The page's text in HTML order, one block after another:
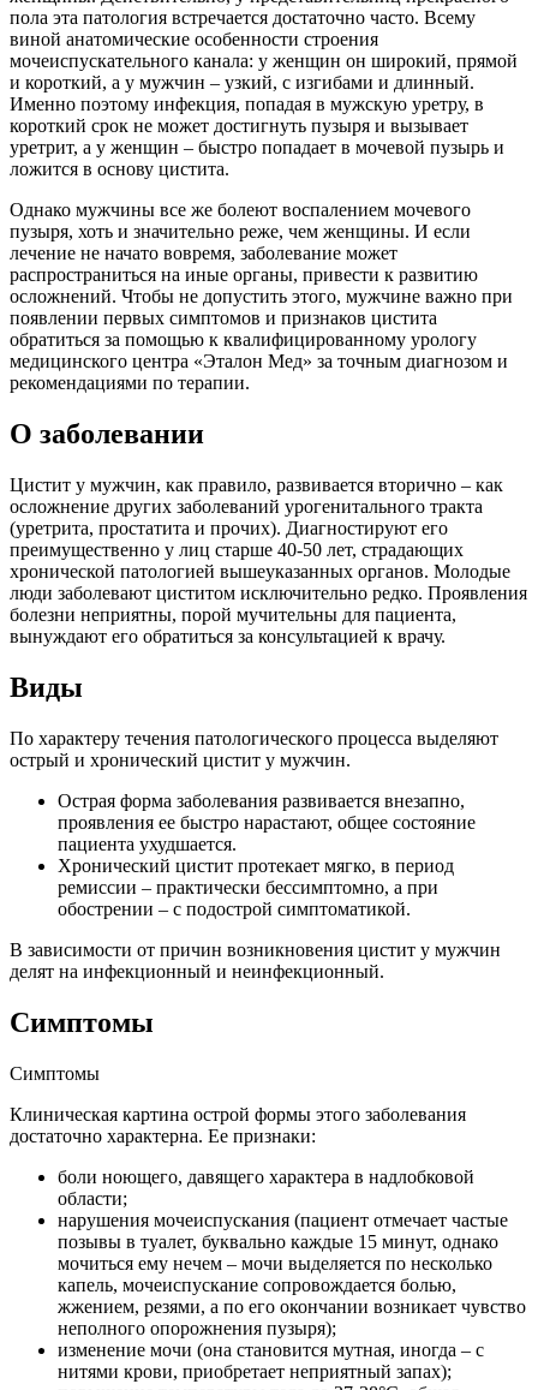
пола эта патология встречается достаточно часто. Всему
виной анатомические особенности строения
мочеиспускательного канала: у женщин он широкий, прямой
и короткий, а у мужчин – узкий, с изгибами и длинный.
Именно поэтому инфекция, попадая в мужскую уретру, в
короткий срок не может достигнуть пузыря и вызывает
уретрит, а у женщин – быстро попадает в мочевой пузырь и
ложится в основу цистита.
Однако мужчины все же болеют воспалением мочевого
пузыря, хоть и значительно реже, чем женщины. И если
лечение не начато вовремя, заболевание может
распространиться на иные органы, привести к развитию
осложнений. Чтобы не допустить этого, мужчине важно при
появлении первых симптомов и признаков цистита
обратиться за помощью к квалифицированному урологу
медицинского центра «Эталон Мед» за точным диагнозом и
рекомендациями по терапии.
О заболевании
Цистит у мужчин, как правило, развивается вторично – как
осложнение других заболеваний урогенитального тракта
(уретрита, простатита и прочих). Диагностируют его
преимущественно у лиц старше 40-50 лет, страдающих
хронической патологией вышеуказанных органов. Молодые
люди заболевают циститом исключительно редко. Проявления
болезни неприятны, порой мучительны для пациента,
вынуждают его обратиться за консультацией к врачу.
Виды
По характеру течения патологического процесса выделяют
острый и хронический цистит у мужчин.
Острая форма заболевания развивается внезапно,
проявления ее быстро нарастают, общее состояние
пациента ухудшается.
Хронический цистит протекает мягко, в период
ремиссии – практически бессимптомно, а при
обострении – с подострой симптоматикой.
В зависимости от причин возникновения цистит у мужчин
делят на инфекционный и неинфекционный.
Симптомы
Симптомы
Клиническая картина острой формы этого заболевания
достаточно характерна. Ее признаки:
боли ноющего, давящего характера в надлобковой
области;
нарушения мочеиспускания (пациент отмечает частые
позывы в туалет, буквально каждые 15 минут, однако
мочиться ему нечем – мочи выделяется по несколько
капель, мочеиспускание сопровождается болью,
жжением, резями, а по его окончании возникает чувство
неполного опорожнения пузыря);
изменение мочи (она становится мутная, иногда – с
нитями крови, приобретает неприятный запах);